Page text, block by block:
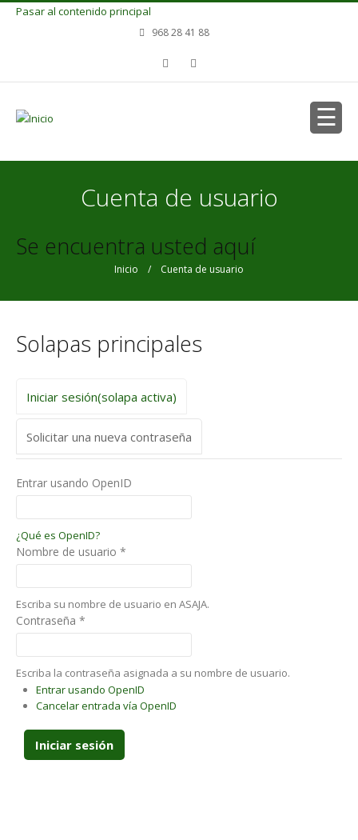
Pasar al contenido principal
968 28 41 88
Cuenta de usuario
Se encuentra usted aquí
Inicio / Cuenta de usuario
Solapas principales
Iniciar sesión(solapa activa)
Solicitar una nueva contraseña
Entrar usando OpenID
¿Qué es OpenID?
Nombre de usuario *
Escriba su nombre de usuario en ASAJA.
Contraseña *
Escriba la contraseña asignada a su nombre de usuario.
Entrar usando OpenID
Cancelar entrada vía OpenID